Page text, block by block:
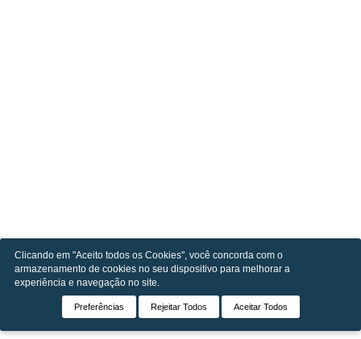
Clicando em "Aceito todos os Cookies", você concorda com o
armazenamento de cookies no seu dispositivo para melhorar a
experiência e navegação no site.
Preferências Rejeitar Todos Aceitar Todos